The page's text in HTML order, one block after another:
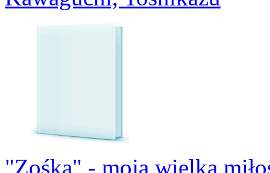
"Zośka" - moja wielka